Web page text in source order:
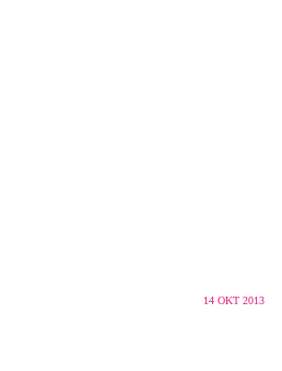
14 OKT 2013